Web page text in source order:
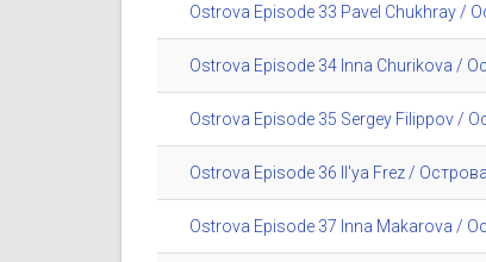
Ostrova Episode 33 Pavel Chukhray /
Ostrova Episode 34 Inna Churikova /
Ostrova Episode 35 Sergey Filippov /
Ostrova Episode 36 Il'ya Frez /
Ostrova Episode 37 Inna Makarova /